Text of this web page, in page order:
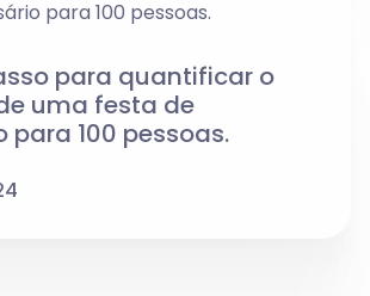
para quantificar o
uma festa de
para 100 pessoas.